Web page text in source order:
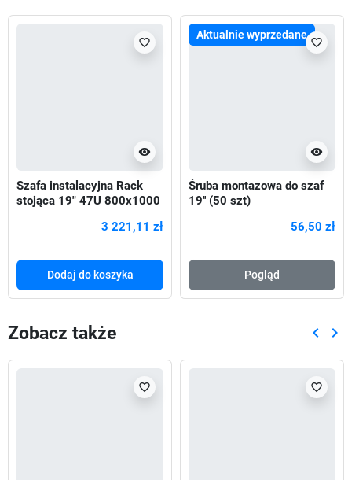
visibility
favorite_border
Szafa instalacyjna Rack
stojąca 19" 47U 800x1000
3 221,11 zł
Dodaj do koszyka
Aktualnie wyprzedane
visibility
favorite_border
Śruba montazowa do szaf
19'' (50 szt)
56,50 zł
Pogląd
Zobacz także keyboard_arrow_left keyboard_arrow_right
favorite_border favorite_border